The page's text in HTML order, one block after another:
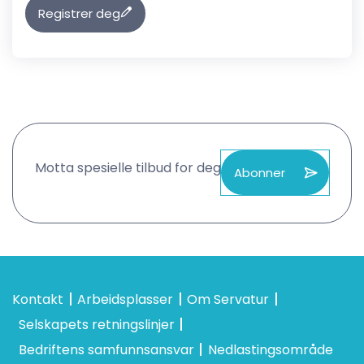
Registrer deg
Motta spesielle tilbud for deg Abonner
Kontakt Arbeidsplasser
Om Servatur
Selskapets retningslinjer
Bedriftens samfunnsansvar
Nedlastingsområde